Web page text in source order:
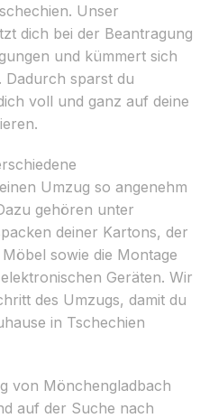
Unser
dich bei der Beantragung
und kümmert sich
Dadurch sparst du
voll und ganz auf deine
Umzug so angenehm
gehören unter
deiner Kartons, der
sowie die Montage
Geräten. Wir
des Umzugs, damit du
in Tschechien
von Mönchengladbach
auf der Suche nach